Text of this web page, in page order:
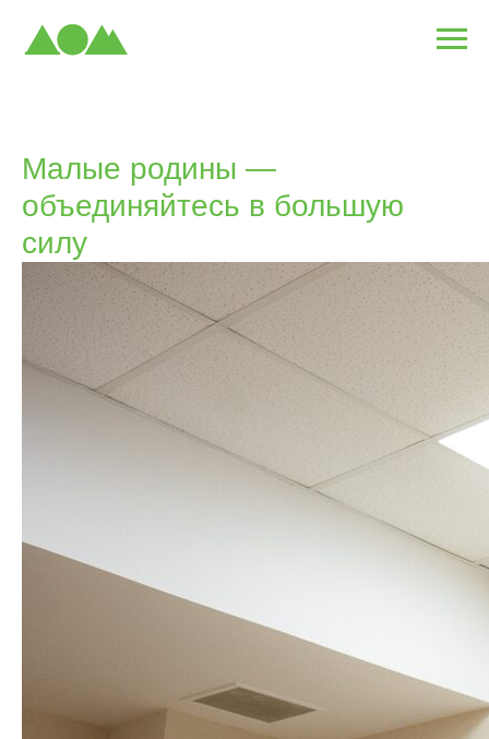
Малые родины —
объединяйтесь в большую
силу